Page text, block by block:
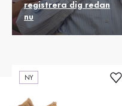
registrera dig redan
nu
NY